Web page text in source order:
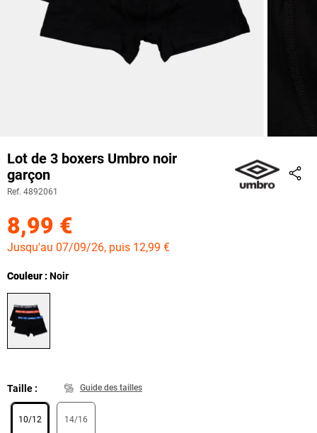
Lot de 3 boxers Umbro noir
garçon
Ref. 4892061
8,99 €
Jusqu'au 07/09/26, puis 12,99 €
Couleur
Couleur : Noir
Taille Guide des tailles
10/12 14/16